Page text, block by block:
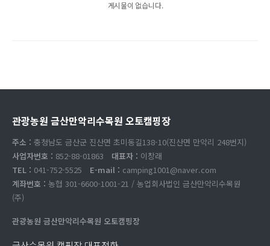
게시물이 없습니다.
관광농원 금산만악리수목원 오토캠핑장
주소 : 충청남도 금산군 진산면 초미동길138-10(진산면 만악리 248번지)
사업자번호 : 852-88-01863 대표자 : 이창래
TEL : 041-752-5525 E-mail : camping1001@naver.com
계좌번호 : 농협 301-6600-1001-21 / 농업회사법인 금산만악리수목원
(주)
관광농원 금산만악리수목원 오토캠핑장